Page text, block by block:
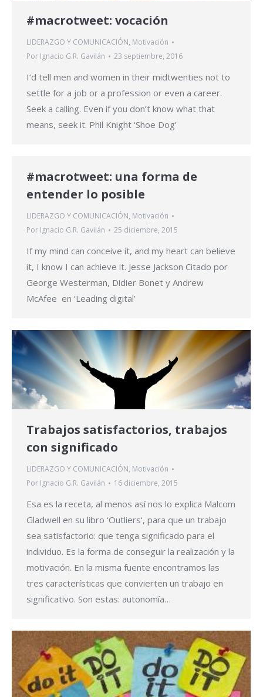
#macrotweet: vocación
LIDERAZGO Y COMUNICACIÓN, Motivación
Por Ignacio G.R. Gavilán 23 septiembre, 2016
I’d tell men and women in their midtwenties not to
settle for a job or a profession or even a career.
Seek a calling. Even if you don’t know what that
means, seek it. Phil Knight ‘Shoe Dog’
#macrotweet: una forma de
entender lo posible
LIDERAZGO Y COMUNICACIÓN, Motivación
Por Ignacio G.R. Gavilán 25 diciembre, 2015
If my mind can conceive it, and my heart can believe
it, I know I can achieve it. Jesse Jackson Citado por
George Westerman, Didier Bonet y Andrew
McAfee en ‘Leading digital’
Trabajos satisfactorios, trabajos
con significado
LIDERAZGO Y COMUNICACIÓN, Motivación
Por Ignacio G.R. Gavilán 16 diciembre, 2015
Esa es la receta, al menos así nos lo explica Malcom
Gladwell en su libro ‘Outliers‘, para que un trabajo
sea satisfactorio: que tenga significado para el
individuo. Es la forma de conseguir la realización y la
motivación. En la misma fuente encontramos las
tres características que convierten un trabajo en
significativo. Son estas: autonomía…